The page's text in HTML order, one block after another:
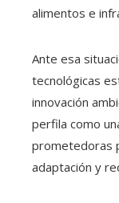
alimentos e
Ante esa
tecnológicas
innovación
perfila como
prometedoras
adaptación y